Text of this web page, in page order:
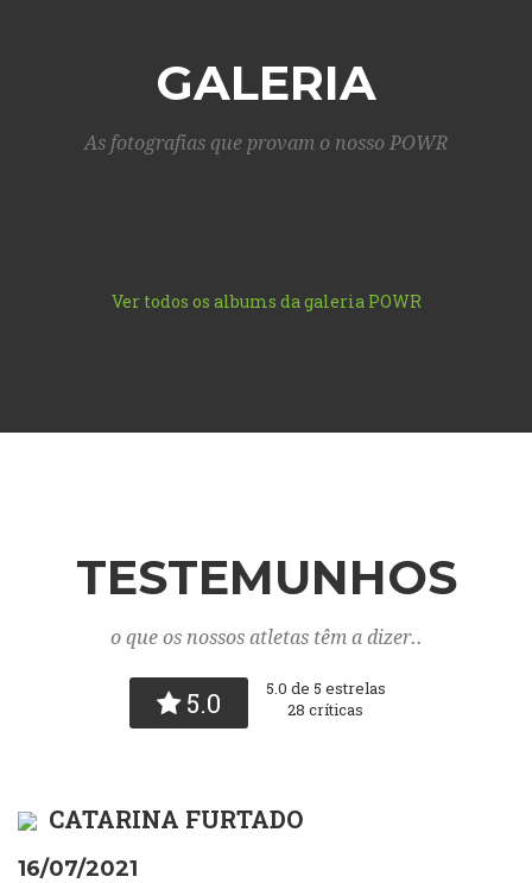
GALERIA
As fotografias que provam o nosso POWR
Ver todos os albums da galeria POWR
TESTEMUNHOS
o que os nossos atletas têm a dizer..
5.0
5.0 de 5 estrelas
28 críticas
CATARINA FURTADO
16/07/2021